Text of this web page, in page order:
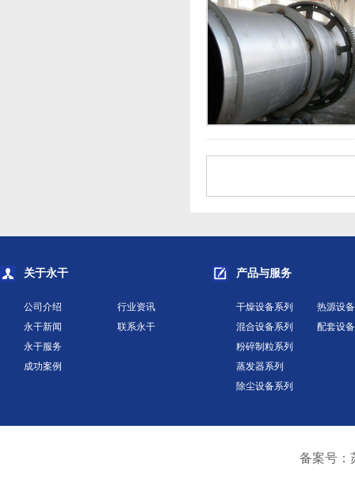
关于永干
公司介绍
永干新闻
永干服务
成功案例
行业资讯
联系永干
产品与服务
干燥设备系列
混合设备系列
粉碎制粒系列
蒸发器系列
除尘设备系列
热源设
配套设
备案号：